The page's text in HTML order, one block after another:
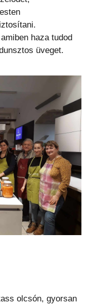
haza tudod
üveget.
olcsón, gyorsan